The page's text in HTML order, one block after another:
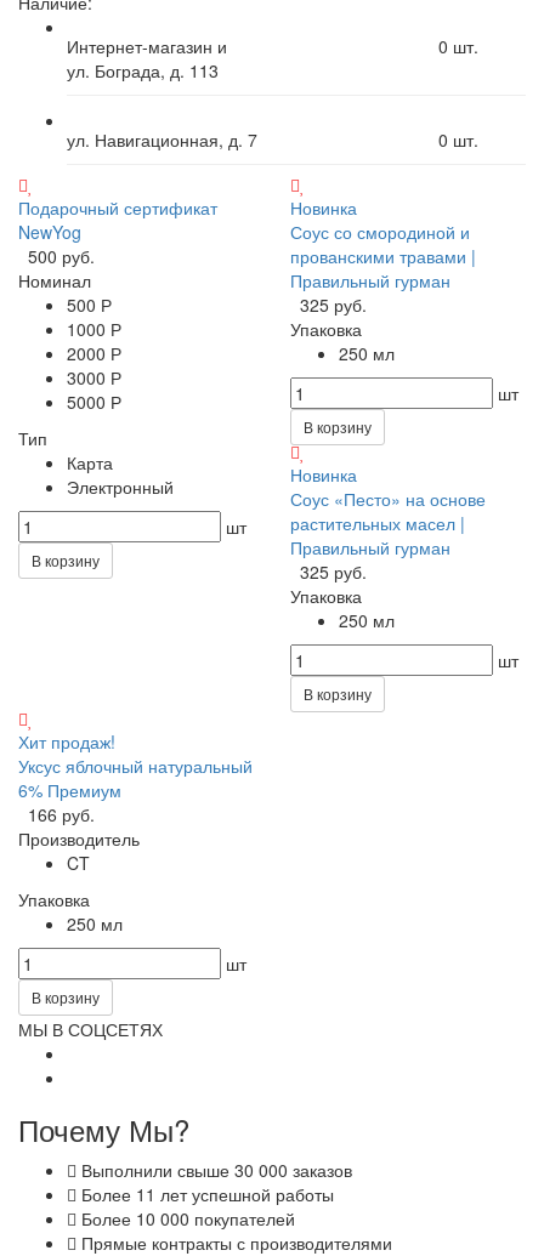
Интернет-магазин и
ул. Бограда, д. 113
0 шт.
ул. Навигационная, д. 7 0 шт.
Подарочный сертификат
NewYog
500 руб.
Номинал
500 Р
1000 Р
2000 Р
3000 Р
5000 Р
Тип
Карта
Электронный
шт
В корзину
Новинка
Соус со смородиной и
прованскими травами |
Правильный гурман
325 руб.
Упаковка
250 мл
шт
В корзину
Новинка
Соус «Песто» на основе
растительных масел |
Правильный гурман
325 руб.
Упаковка
250 мл
шт
В корзину
Хит продаж!
Уксус яблочный натуральный
6% Премиум
166 руб.
Производитель
CT
Упаковка
250 мл
шт
В корзину
МЫ В СОЦСЕТЯХ
Почему Мы?
Выполнили свыше 30 000 заказов
Более 11 лет успешной работы
Более 10 000 покупателей
Прямые контракты с производителями